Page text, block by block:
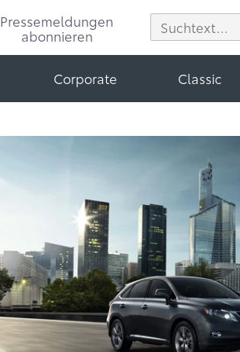
Pressemeldungen
abonnieren
Corporate Classic